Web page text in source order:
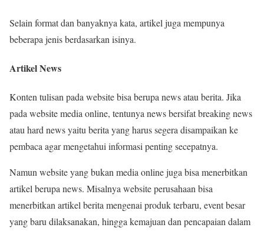
Selain format dan banyaknya kata, artikel juga mempunya
beberapa jenis berdasarkan isinya.
Artikel News
Konten tulisan pada website bisa berupa news atau berita. Jika
pada website media online, tentunya news bersifat breaking news
atau hard news yaitu berita yang harus segera disampaikan ke
pembaca agar mengetahui informasi penting secepatnya.
Namun website yang bukan media online juga bisa menerbitkan
artikel berupa news. Misalnya website perusahaan bisa
menerbitkan artikel berita mengenai produk terbaru, event besar
yang baru dilaksanakan, hingga kemajuan dan pencapaian dalam